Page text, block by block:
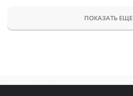
ПОКАЗАТЬ ЕЩЕ